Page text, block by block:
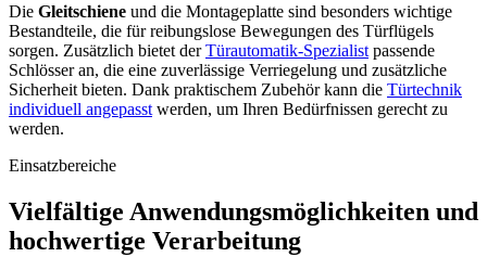
Die Gleitschiene und die Montageplatte sind besonders wichtige
Bestandteile, die für reibungslose Bewegungen des Türflügels
sorgen. Zusätzlich bietet derTürautomatik-Spezialist passende
Schlösser an, die eine zuverlässige Verriegelung und zusätzliche
Sicherheit bieten. Dank praktischem Zubehör kann die Türtechnik
individuell angepasst werden, um Ihren Bedürfnissen gerecht zu
werden.
Einsatzbereiche
Vielfältige Anwendungsmöglichkeiten und
hochwertige Verarbeitung